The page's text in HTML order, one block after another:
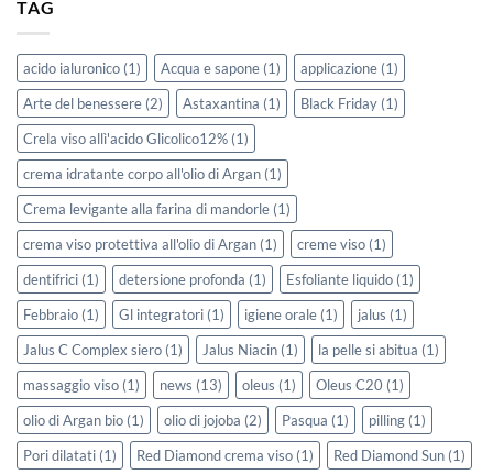
TAG
acido ialuronico (1) Acqua e sapone (1) applicazione (1)
Arte del benessere (2) Astaxantina (1) Black Friday (1)
Crela viso allì'acido Glicolico12% (1)
crema idratante corpo all'olio di Argan (1)
Crema levigante alla farina di mandorle (1)
crema viso protettiva all'olio di Argan (1) creme viso (1)
dentifrici (1) detersione profonda (1) Esfoliante liquido (1)
Febbraio (1) Gl integratori (1) igiene orale (1) jalus (1)
Jalus C Complex siero (1) Jalus Niacin (1) la pelle si abitua (1)
massaggio viso (1) news (13) oleus (1) Oleus C20 (1)
olio di Argan bio (1) olio di jojoba (2) Pasqua (1) pilling (1)
Pori dilatati (1) Red Diamond crema viso (1) Red Diamond Sun (1)